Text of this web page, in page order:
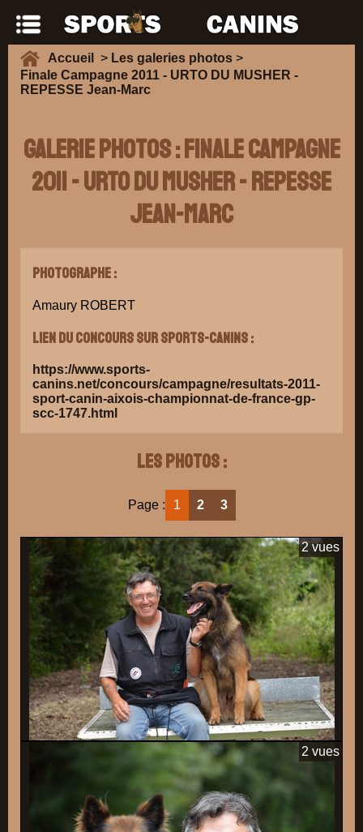
Accueil > Les galeries photos >
Finale Campagne 2011 - URTO DU MUSHER -
REPESSE Jean-Marc
Galerie Photos : Finale Campagne
2011 - URTO DU MUSHER - REPESSE
Jean-Marc
Photographe :
Amaury ROBERT
Lien du concours sur Sports-Canins :
https://www.sports-
canins.net/concours/campagne/resultats-2011-
sport-canin-aixois-championnat-de-france-gp-
scc-1747.html
Les photos :
Page : 1 2 3
2 vues
2 vues